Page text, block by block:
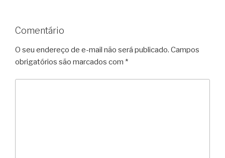
Comentário
O seu endereço de e-mail não será publicado. Campos
obrigatórios são marcados com *